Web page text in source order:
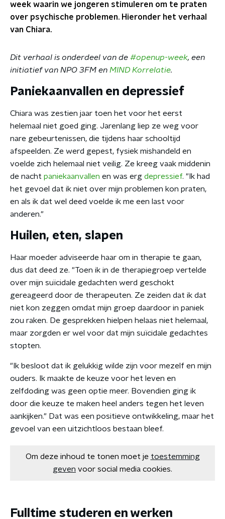
week waarin we jongeren stimuleren om te praten
over psychische problemen. Hieronder het verhaal
van Chiara.
Dit verhaal is onderdeel van de #openup-week, een
initiatief van NPO 3FM en MIND Korrelatie.
Paniekaanvallen en depressief
Chiara was zestien jaar toen het voor het eerst
helemaal niet goed ging. Jarenlang liep ze weg voor
nare gebeurtenissen, die tijdens haar schooltijd
afspeelden. Ze werd gepest, fysiek mishandeld en
voelde zich helemaal niet veilig. Ze kreeg vaak middenin
de nacht paniekaanvallen en was erg depressief. "Ik had
het gevoel dat ik niet over mijn problemen kon praten,
en als ik dat wel deed voelde ik me een last voor
anderen."
Huilen, eten, slapen
Haar moeder adviseerde haar om in therapie te gaan,
dus dat deed ze. "Toen ik in de therapiegroep vertelde
over mijn suïcidale gedachten werd geschokt
gereageerd door de therapeuten. Ze zeiden dat ik dat
niet kon zeggen omdat mijn groep daardoor in paniek
zou raken. De gesprekken hielpen helaas niet helemaal,
maar zorgden er wel voor dat mijn suïcidale gedachtes
stopten.
"Ik besloot dat ik gelukkig wilde zijn voor mezelf en mijn
ouders. Ik maakte de keuze voor het leven en
zelfdoding was geen optie meer. Bovendien ging ik
door die keuze te maken heel anders tegen het leven
aankijken." Dat was een positieve ontwikkeling, maar het
gevoel van een uitzichtloos bestaan bleef.
Om deze inhoud te tonen moet je toestemming
geven voor social media cookies.
Fulltime studeren en werken